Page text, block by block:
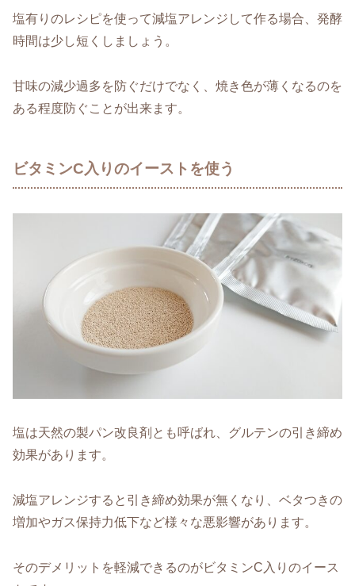
塩有りのレシピを使って減塩アレンジして作る場合、発酵
時間は少し短くしましょう。
甘味の減少過多を防ぐだけでなく、焼き色が薄くなるのを
ある程度防ぐことが出来ます。
ビタミンC入りのイーストを使う
塩は天然の製パン改良剤とも呼ばれ、グルテンの引き締め
効果があります。
減塩アレンジすると引き締め効果が無くなり、ベタつきの
増加やガス保持力低下など様々な悪影響があります。
そのデメリットを軽減できるのがビタミンC入りのイース